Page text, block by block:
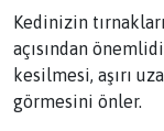
Kedinizin
açısından
kesilmesi, aşırı
görmesini önler.